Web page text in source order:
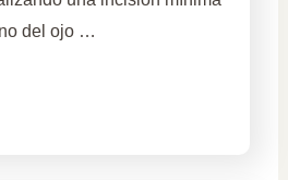
del ojo …